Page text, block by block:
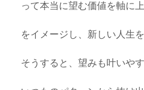
って本当に望む価値を軸に
をイメージし、新しい人生
そうすると、望みも叶いや